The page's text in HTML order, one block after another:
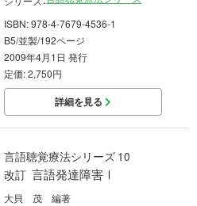
ISBN: 978-4-7679-4536-1
B5/並製/192ページ
2009年4月1日 発行
定価: 2,750円
詳細を見る
言語聴覚療法シリーズ 10
改訂 言語発達障害Ⅰ
大貝 茂 編著